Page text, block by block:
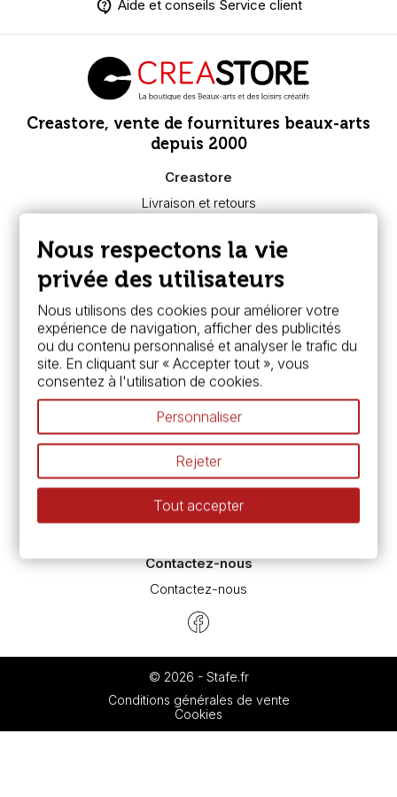
Aide et conseils Service client
Creastore, vente de fournitures beaux-arts
depuis 2000
Creastore
Livraison et retours
Paiement sécurisé
FAQ
Boutique à Angers
Services
Carte fidélité & avantages
Chèque cadeau, bon cadeaux
Devis & bon de commande
Pass culture - mode d'emploi
Nos promotions en cours
Espace conseils
L’aquarelle en tubes ou en godets ?
Le vocabulaire technique de l’aquarelle
Différence entre peinture Fine et Extra-fine
Préparer une toile pour peinture à l'huile et acrylique
Contactez-nous
Contactez-nous
© 2026 - Stafe.fr
Conditions générales de vente
Cookies
Nous respectons la vie
privée des utilisateurs
Nous utilisons des cookies pour améliorer votre
expérience de navigation, afficher des publicités
ou du contenu personnalisé et analyser le trafic du
site. En cliquant sur « Accepter tout », vous
consentez à l'utilisation de cookies.
Personnaliser
Rejeter
Tout accepter